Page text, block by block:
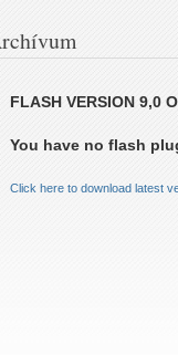
A
MISSZIÓ
IDÉZET:
FLASH VERSION 9,0
You have no flash
Click here to download latest